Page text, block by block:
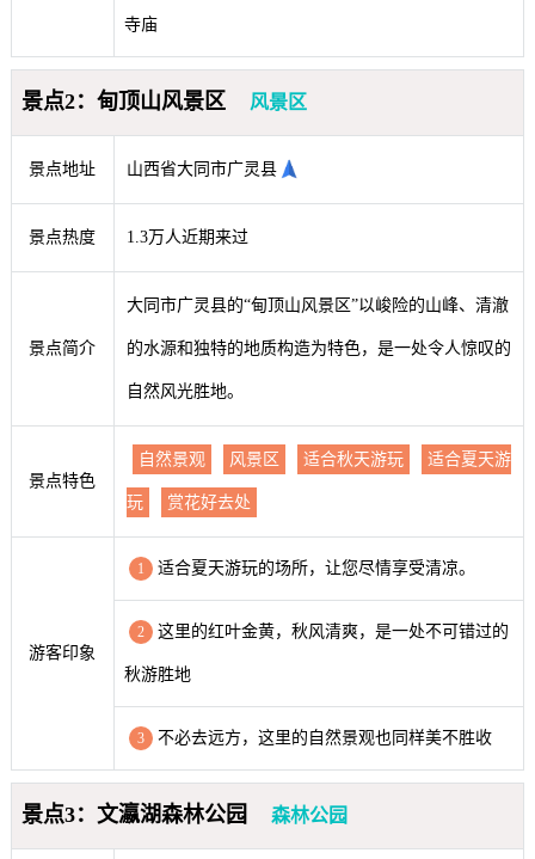
寺庙
景点2：甸顶山风景区 风景区
景点地址 山西省大同市广灵县
景点热度 1.3万人近期来过
景点简介
大同市广灵县的“甸顶山风景区”以峻险的山峰、清澈
的水源和独特的地质构造为特色，是一处令人惊叹的
自然风光胜地。
景点特色
自然景观 风景区 适合秋天游玩 适合夏天游
玩 赏花好去处
游客印象
1 适合夏天游玩的场所，让您尽情享受清凉。
2 这里的红叶金黄，秋风清爽，是一处不可错过的
秋游胜地
3 不必去远方，这里的自然景观也同样美不胜收
景点3：文瀛湖森林公园 森林公园